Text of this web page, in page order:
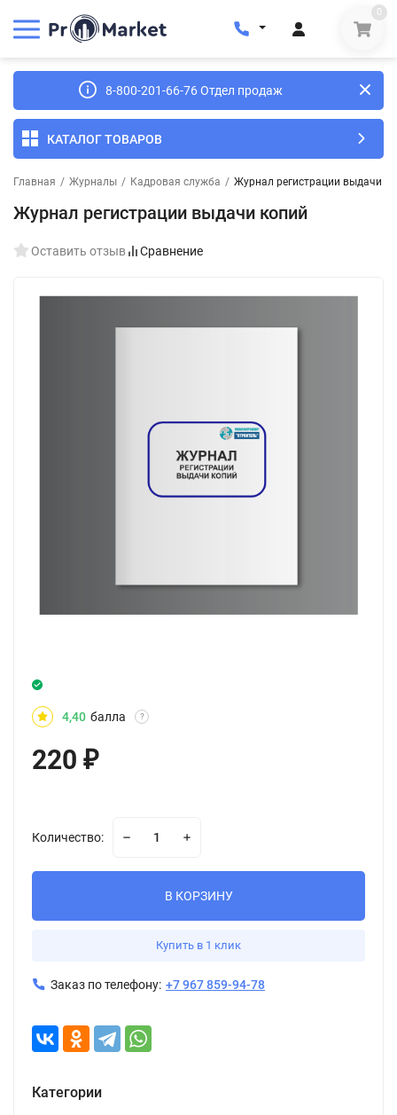
0
8-800-201-66-76 Отдел продаж
КАТАЛОГ ТОВАРОВ
Главная / Журналы / Кадровая служба / Журнал регистрации выдачи
Журнал регистрации выдачи копий
Оставить отзыв Сравнение
4,40 балла ?
220 ₽
Количество:
В КОРЗИНУ
Купить в 1 клик
Заказ по телефону: +7 967 859-94-78
Категории